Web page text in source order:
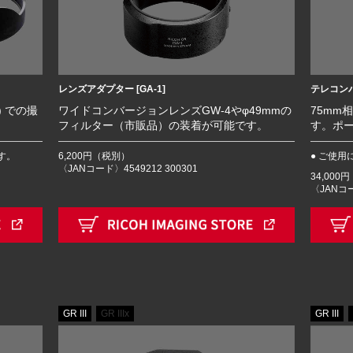
での撮
レンズアダプター [GA-1]
ワイドコンバージョンレンズGW-4やφ49mmの
フィルター（市販品）の装着が可能です。
6,200円（税別）
〈JANコード〉4549212 300301
テレコン
75mm
す。ポ
● ご使用
34,000円
〈JAN
GR III GR IIIx GR III